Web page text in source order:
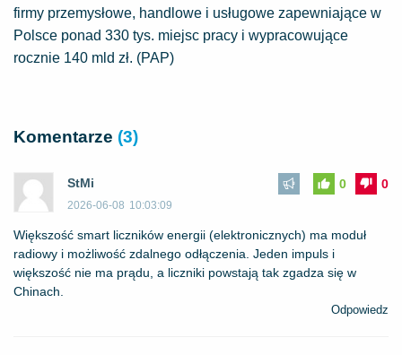
firmy przemysłowe, handlowe i usługowe zapewniające w
Polsce ponad 330 tys. miejsc pracy i wypracowujące
rocznie 140 mld zł. (PAP)
Komentarze (3)
StMi
2026-06-08 10:03:09
0
0
Większość smart liczników energii (elektronicznych) ma moduł
radiowy i możliwość zdalnego odłączenia. Jeden impuls i
większość nie ma prądu, a liczniki powstają tak zgadza się w
Chinach.
Odpowiedz